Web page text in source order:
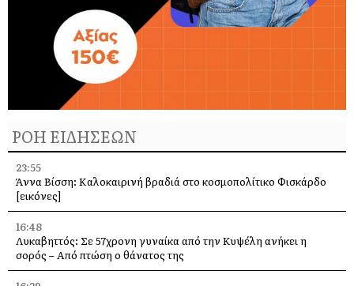
ΡΟΗ ΕΙΔΗΣΕΩΝ
23:55
Άννα Βίσση: Καλοκαιρινή βραδιά στο κοσμοπολίτικο Φισκάρδο
[εικόνες]
16:48
Λυκαβηττός: Σε 57χρονη γυναίκα από την Κυψέλη ανήκει η
σορός – Από πτώση ο θάνατος της